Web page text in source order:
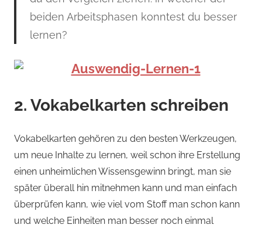
beiden Arbeitsphasen konntest du besser
lernen?
2. Vokabelkarten schreiben
Vokabelkarten gehören zu den besten Werkzeugen,
um neue Inhalte zu lernen, weil schon ihre Erstellung
einen unheimlichen Wissensgewinn bringt, man sie
später überall hin mitnehmen kann und man einfach
überprüfen kann, wie viel vom Stoff man schon kann
und welche Einheiten man besser noch einmal